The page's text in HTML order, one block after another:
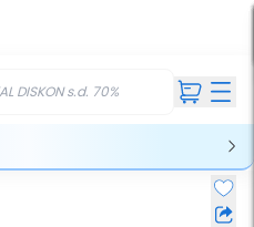
DISKON s.d. 70%